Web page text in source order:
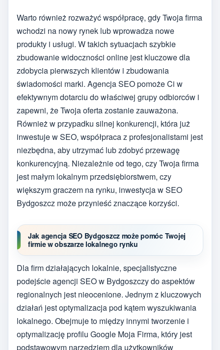
Warto również rozważyć współpracę, gdy Twoja firma
wchodzi na nowy rynek lub wprowadza nowe
produkty i usługi. W takich sytuacjach szybkie
zbudowanie widoczności online jest kluczowe dla
zdobycia pierwszych klientów i zbudowania
świadomości marki. Agencja SEO pomoże Ci w
efektywnym dotarciu do właściwej grupy odbiorców i
zapewni, że Twoja oferta zostanie zauważona.
Również w przypadku silnej konkurencji, która już
inwestuje w SEO, współpraca z profesjonalistami jest
niezbędna, aby utrzymać lub zdobyć przewagę
konkurencyjną. Niezależnie od tego, czy Twoja firma
jest małym lokalnym przedsiębiorstwem, czy
większym graczem na rynku, inwestycja w SEO
Bydgoszcz może przynieść znaczące korzyści.
Jak agencja SEO Bydgoszcz może pomóc Twojej
firmie w obszarze lokalnego rynku
Dla firm działających lokalnie, specjalistyczne
podejście agencji SEO w Bydgoszczy do aspektów
regionalnych jest nieocenione. Jednym z kluczowych
działań jest optymalizacja pod kątem wyszukiwania
lokalnego. Obejmuje to między innymi tworzenie i
optymalizację profilu Google Moja Firma, który jest
podstawowym narzędziem dla użytkowników